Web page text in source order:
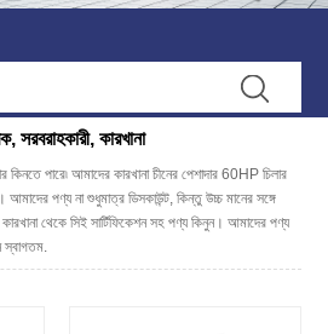
কারখানা
পারে৷ আমাদের কারখানা চীনের পেশাদার 60HP চিলার
আমাদের পণ্য না শুধুমাত্র ডিসকাউন্ট, কিন্তু উচ্চ মানের সঙ্গে
থেকে সিই সার্টিফিকেশন সহ পণ্য কিনুন। আমাদের পণ্য
স্বাগতম.